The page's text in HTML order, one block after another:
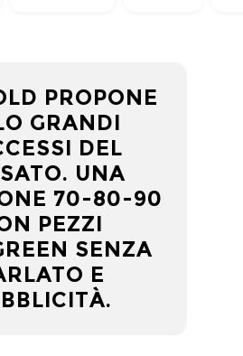
PROPONE
GRANDI
DEL
UNA
70-80-90
PEZZI
SENZA
E